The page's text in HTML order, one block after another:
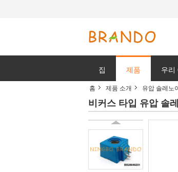
집 제품 우리
홈 제품 소개 유압 솔레노
비커스 타입 유압 솔